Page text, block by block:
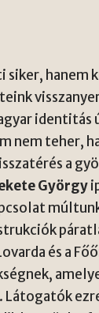
siker,
identitás
nem teher,
a
György
és a
Látogatók